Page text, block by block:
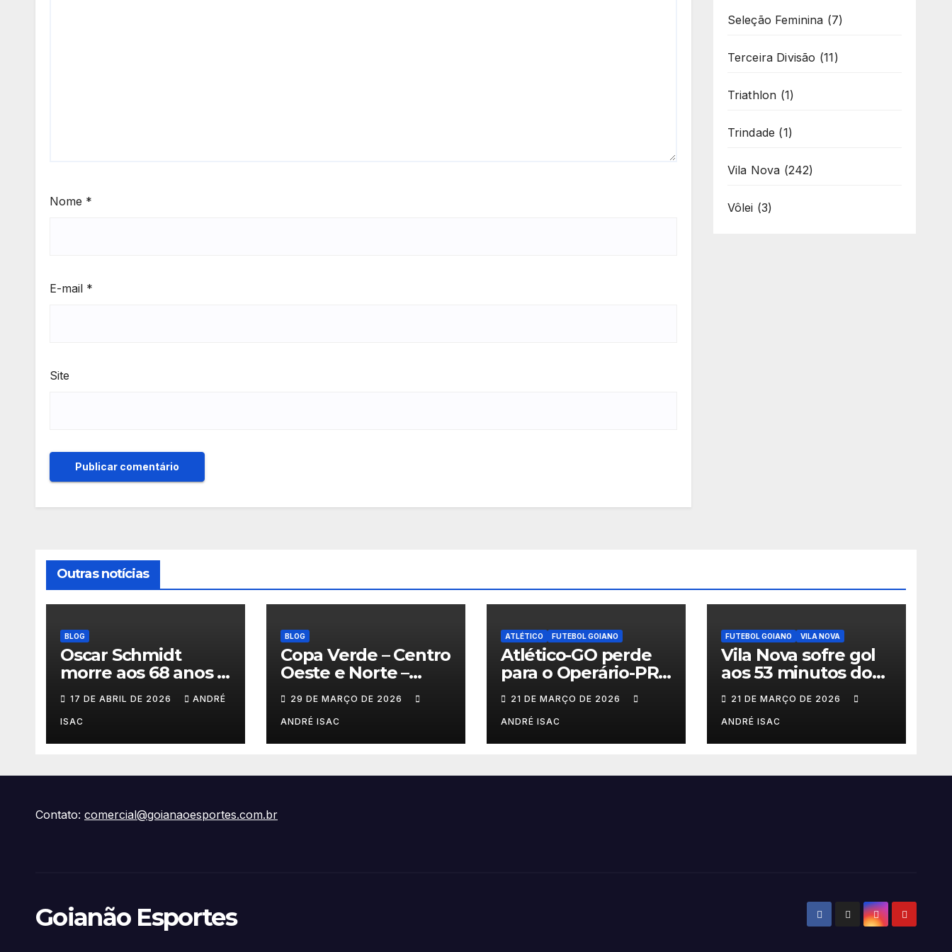
Nome *
E-mail *
Site
Seleção Feminina (7)
Terceira Divisão (11)
Triathlon (1)
Trindade (1)
Vila Nova (242)
Vôlei (3)
Outras notícias
BLOG
Oscar Schmidt
morre aos 68 anos e
histórico no
basquete mundial
17 DE ABRIL DE 2026 ANDRÉ
ISAC
BLOG
Copa Verde – Centro
Oeste e Norte –
29 DE MARÇO DE 2026
ANDRÉ ISAC
ATLÉTICO FUTEBOL GOIANO
Atlético-GO perde
para o Operário-PR
sob pressão a Série
B 2026
21 DE MARÇO DE 2026
ANDRÉ ISAC
FUTEBOL GOIANO VILA NOVA
Vila Nova sofre gol
aos 53 minutos do
vitória escapar na
estreia da Série B
21 DE MARÇO DE 2026
ANDRÉ ISAC
Contato: comercial@goianaoesportes.com.br
Goianão Esportes